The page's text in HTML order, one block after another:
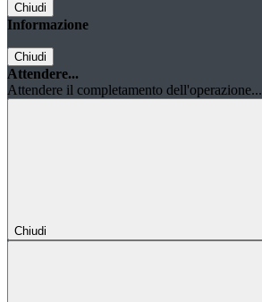
Chiudi
Informazione
Chiudi
Attendere...
Attendere il completamento dell'operazione...
Chiudi